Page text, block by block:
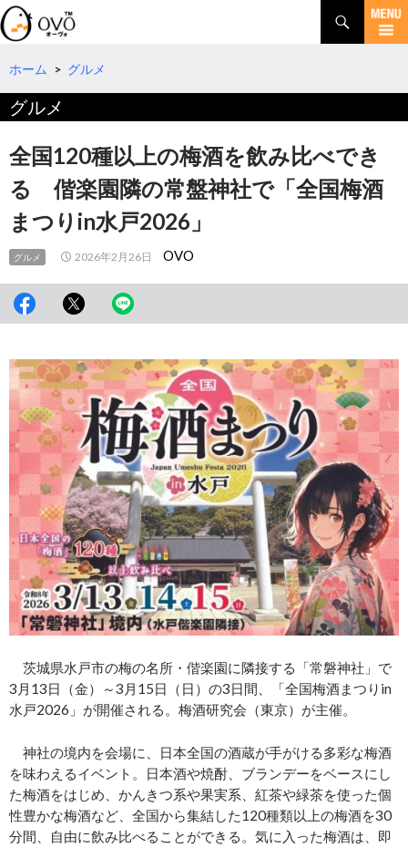
検
索
コ
テ
ツ
へ
動
ホーム > グルメ
グルメ
全国120種以上の梅酒を飲み比べでき
る 偕楽園隣の常盤神社で「全国梅酒
まつりin水戸2026」
グルメ 2026年2月26日 OVO
茨城県水戸市の梅の名所・偕楽園に隣接する「常磐神社」で
3月13日（金）～3月15日（日）の3日間、「全国梅酒まつりin
水戸2026」が開催される。梅酒研究会（東京）が主催。
神社の境内を会場に、日本全国の酒蔵が手がける多彩な梅酒
を味わえるイベント。日本酒や焼酎、ブランデーをベースにし
た梅酒をはじめ、かんきつ系や果実系、紅茶や緑茶を使った個
性豊かな梅酒など、全国から集結した120種類以上の梅酒を30
分間、自由に飲み比べることができる。気に入った梅酒は、即